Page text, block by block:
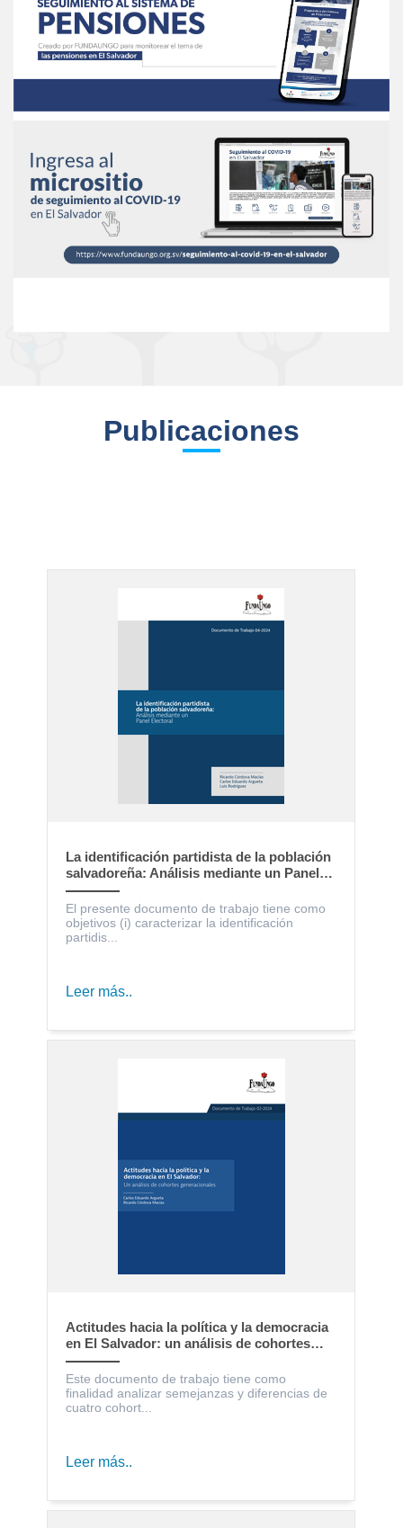
Publicaciones
La identificación partidista de la población
salvadoreña: Análisis mediante un Panel
Electoral
El presente documento de trabajo tiene como
objetivos (i) caracterizar la identificación
partidis...
Leer más..
Actitudes hacia la política y la democracia
en El Salvador: un análisis de cohortes
generacionales
Este documento de trabajo tiene como
finalidad analizar semejanzas y diferencias de
cuatro cohort...
Leer más..